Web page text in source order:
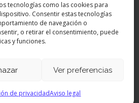
tecnologías como las cookies para
Consentir estas tecnologías
de navegación o
o retirar el consentimiento, puede
y funciones.
Ver preferencias
de privacidadAviso legal
cookies